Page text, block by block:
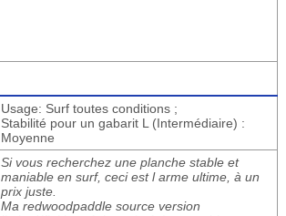
Usage: Surf toutes conditions ;
Stabilité pour un gabarit L (Intermédiaire) :
Moyenne
Si vous recherchez une planche stable et
maniable en surf, ceci est l arme ultime, à un
prix juste.
Ma redwoodpaddle source version